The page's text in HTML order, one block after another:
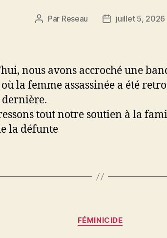
Auteur
Par Reseau
Datejuillet 5, 2026
nous avons accroché une
la femme assassinée a été
dernière.
tout notre soutien à la
la défunte
Catégories
FÉMINICIDE